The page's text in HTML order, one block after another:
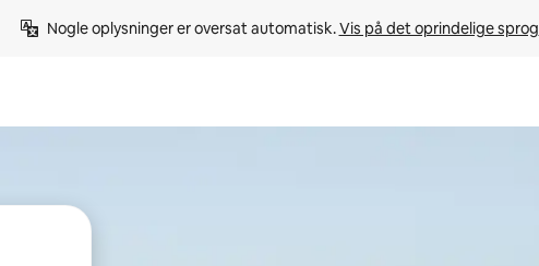
Nogle oplysninger er oversat automatisk. Vis på det oprindelige sprog